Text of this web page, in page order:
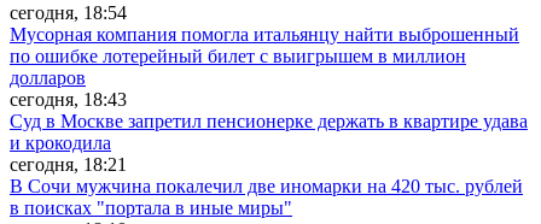
сегодня, 18:54
Мусорная компания помогла итальянцу найти выброшенный
по ошибке лотерейный билет с выигрышем в миллион
долларов
сегодня, 18:43
Суд в Москве запретил пенсионерке держать в квартире удава
и крокодила
сегодня, 18:21
В Сочи мужчина покалечил две иномарки на 420 тыс. рублей
в поисках "портала в иные миры"